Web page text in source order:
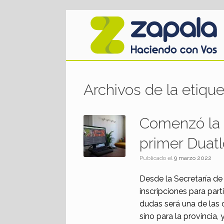
Archivos de la
Comenzó
primer
Publicado el9 marzo 2022
Desde la Secretaría
inscripciones para
dudas será una de
sino para la provincia,